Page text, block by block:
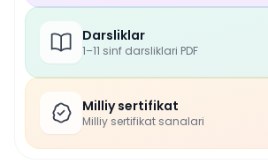
Darsliklar
1–11 sinf darsliklari PDF
Milliy sertifikat
Milliy sertifikat sanalari